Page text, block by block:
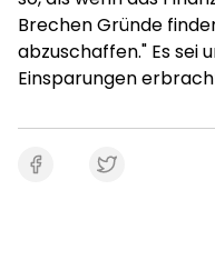
Brechen Gründe
abzuschaffen." Es sei
Einsparungen